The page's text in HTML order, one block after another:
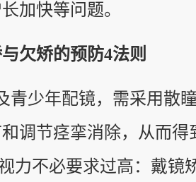
加快等问题。
矫的预防4法则
少年配镜，需采用散
调节痉挛消除，从而得
力不必要求过高：戴镜